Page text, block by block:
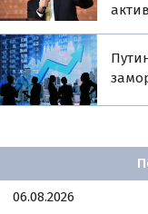
06.08.2026